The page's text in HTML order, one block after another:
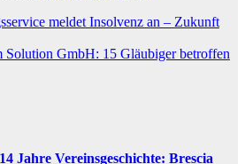
meldet Insolvenz an – Zukunft
Solution GmbH: 15 Gläubiger betroffen
Jahre Vereinsgeschichte: Brescia